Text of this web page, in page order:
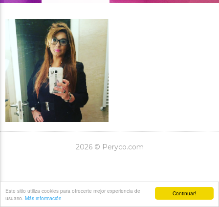
Continuar!
Este sitio utiliza cookies para ofrecerte mejor experiencia de
usuario. Más información
2026 © Peryco.com